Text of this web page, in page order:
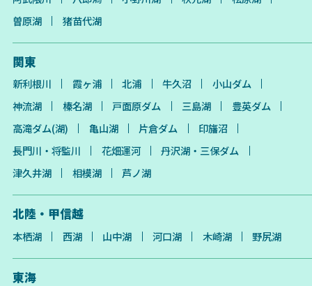
曽原湖
猪苗代湖
関東
新利根川 霞ヶ浦 北浦 牛久沼
小山ダム
神流湖
榛名湖 戸面原ダム 三島湖
豊英ダム
高滝ダム(湖)
亀山湖 片倉ダム
印旛沼
長門川・将監川
花畑運河
丹沢湖・三保ダム
津久井湖
相模湖 芦ノ湖
北陸・甲信越
本栖湖 西湖 山中湖 河口湖 木崎湖 野尻湖
東海